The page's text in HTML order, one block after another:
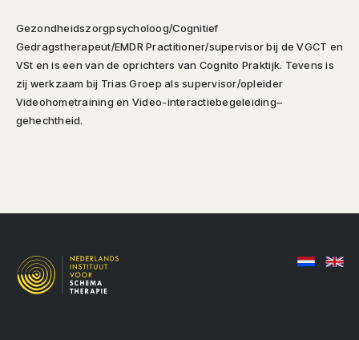
Gezondheidszorgpsycholoog/Cognitief
Gedragstherapeut/EMDR Practitioner/supervisor bij de VGCT en
VSt en is een van de oprichters van Cognito Praktijk. Tevens is
zij werkzaam bij Trias Groep als supervisor/opleider
Videohometraining en Video-interactiebegeleiding–
gehechtheid.